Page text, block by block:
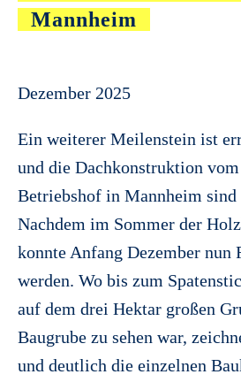
Mannheim
Dezember 2025
Ein weiterer Meilenstein ist
und die Dachkonstruktion
Betriebshof in Mannheim sind
Nachdem im Sommer der
konnte Anfang Dezember nun
werden. Wo bis zum
auf dem drei Hektar großen
Baugrube zu sehen war,
und deutlich die einzelnen